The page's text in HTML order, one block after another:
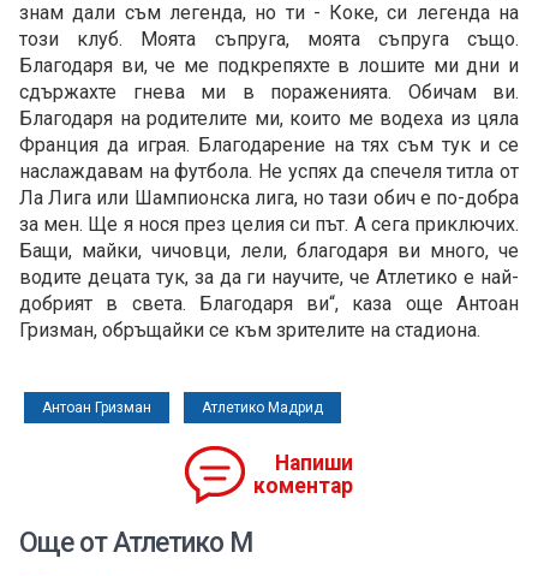
знам дали съм легенда, но ти - Коке, си легенда на
този клуб. Моята съпруга, моята съпруга също.
Благодаря ви, че ме подкрепяхте в лошите ми дни и
сдържахте гнева ми в пораженията. Обичам ви.
Благодаря на родителите ми, които ме водеха из цяла
Франция да играя. Благодарение на тях съм тук и се
наслаждавам на футбола. Не успях да спечеля титла от
Ла Лига или Шампионска лига, но тази обич е по-добра
за мен. Ще я нося през целия си път. А сега приключих.
Бащи, майки, чичовци, лели, благодаря ви много, че
водите децата тук, за да ги научите, че Атлетико е най-
добрият в света. Благодаря ви“, каза още Антоан
Гризман, обръщайки се към зрителите на стадиона.
Антоан Гризман Атлетико Мадрид
Напиши
коментар
Още от Атлетико М